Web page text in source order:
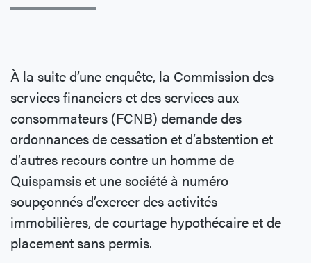
À la suite d’une enquête, la Commission des
services financiers et des services aux
consommateurs (FCNB) demande des
ordonnances de cessation et d’abstention et
d’autres recours contre un homme de
Quispamsis et une société à numéro
soupçonnés d’exercer des activités
immobilières, de courtage hypothécaire et de
placement sans permis.